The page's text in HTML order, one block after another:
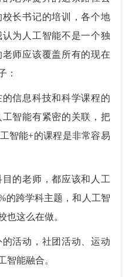
长书记的培训，各个地
为人工智能不是一个独
师应该覆盖所有的现在
：
信息科技和科学课程的
智能有紧密的关联，把
智能+的课程是非常容易
的老师，都应该和人工
的跨学科主题，和人工智
也这么在做。
活动，社团活动、运动
智能融合。